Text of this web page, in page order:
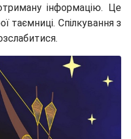
інформацію. Це
таємниці. Спілкування з